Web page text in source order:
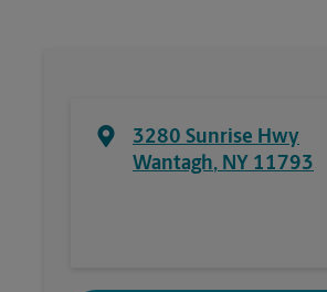
3280 Sunrise Hwy
Wantagh, NY 11793